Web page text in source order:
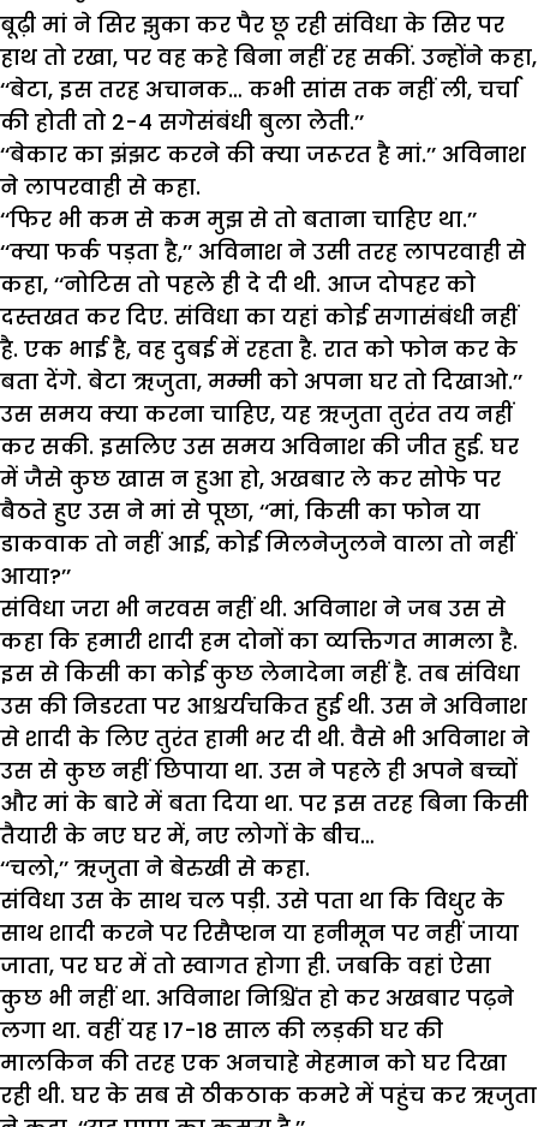
बूढ़ी मां ने सिर झुका कर पैर छू रही संविधा के सिर पर
हाथ तो रखा, पर वह कहे बिना नहीं रह सकीं. उन्होंने कहा,
‘‘बेटा, इस तरह अचानक… कभी सांस तक नहीं ली, चर्चा
की होती तो 2-4 सगेसंबंधी बुला लेती.’’
‘‘बेकार का झंझट करने की क्या जरूरत है मां.’’ अविनाश
ने लापरवाही से कहा.
‘‘फिर भी कम से कम मुझ से तो बताना चाहिए था.’’
‘‘क्या फर्क पड़ता है,’’ अविनाश ने उसी तरह लापरवाही से
कहा, ‘‘नोटिस तो पहले ही दे दी थी. आज दोपहर को
दस्तखत कर दिए. संविधा का यहां कोई सगासंबंधी नहीं
है. एक भाई है, वह दुबई में रहता है. रात को फोन कर के
बता देंगे. बेटा ऋजुता, मम्मी को अपना घर तो दिखाओ.’’
उस समय क्या करना चाहिए, यह ऋजुता तुरंत तय नहीं
कर सकी. इसलिए उस समय अविनाश की जीत हुई. घर
में जैसे कुछ खास न हुआ हो, अखबार ले कर सोफे पर
बैठते हुए उस ने मां से पूछा, ‘‘मां, किसी का फोन या
डाकवाक तो नहीं आई, कोई मिलनेजुलने वाला तो नहीं
आया?’’
संविधा जरा भी नरवस नहीं थी. अविनाश ने जब उस से
कहा कि हमारी शादी हम दोनों का व्यक्तिगत मामला है.
इस से किसी का कोई कुछ लेनादेना नहीं है. तब संविधा
उस की निडरता पर आश्चर्यचकित हुई थी. उस ने अविनाश
से शादी के लिए तुरंत हामी भर दी थी. वैसे भी अविनाश ने
उस से कुछ नहीं छिपाया था. उस ने पहले ही अपने बच्चों
और मां के बारे में बता दिया था. पर इस तरह बिना किसी
तैयारी के नए घर में, नए लोगों के बीच…
‘‘चलो,’’ ऋजुता ने बेरुखी से कहा.
संविधा उस के साथ चल पड़ी. उसे पता था कि विधुर के
साथ शादी करने पर रिसैप्शन या हनीमून पर नहीं जाया
जाता, पर घर में तो स्वागत होगा ही. जबकि वहां ऐसा
कुछ भी नहीं था. अविनाश निश्चिंत हो कर अखबार पढ़ने
लगा था. वहीं यह 17-18 साल की लड़की घर की
मालकिन की तरह एक अनचाहे मेहमान को घर दिखा
रही थी. घर के सब से ठीकठाक कमरे में पहुंच कर ऋजुता